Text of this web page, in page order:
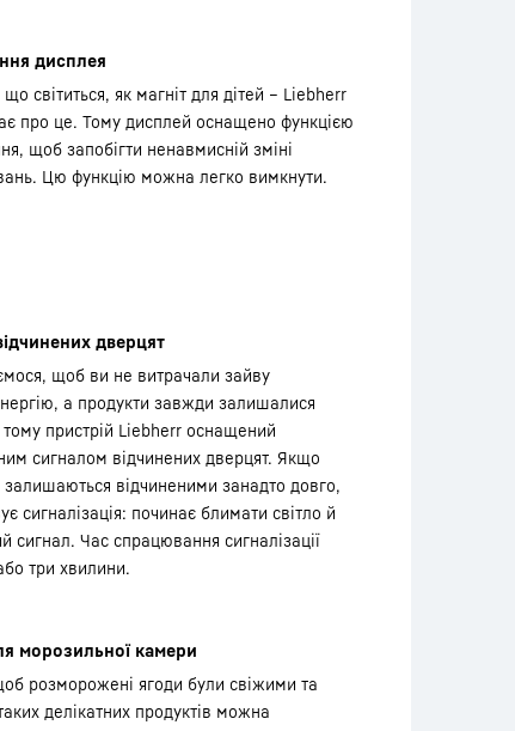
дисплея
світиться, як магніт для дітей – Liebherr
про це. Тому дисплей оснащено функцією
щоб запобігти ненавмисній зміні
Цю функцію можна легко вимкнути.
дверцят
щоб ви не витрачали зайву
а продукти завжди залишалися
пристрій Liebherr оснащений
сигналом відчинених дверцят. Якщо
залишаються відчиненими занадто довго,
сигналізація: починає блимати світло й
Час спрацювання сигналізації
три хвилини.
морозильної камери
розморожені ягоди були свіжими та
делікатних продуктів можна